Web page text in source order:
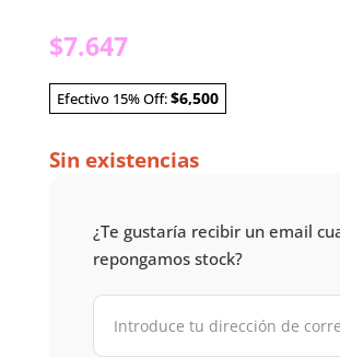
$7.647
Efectivo 15% Off:$6,500
Sin existencias
¿Te gustaría recibir un email
repongamos stock?